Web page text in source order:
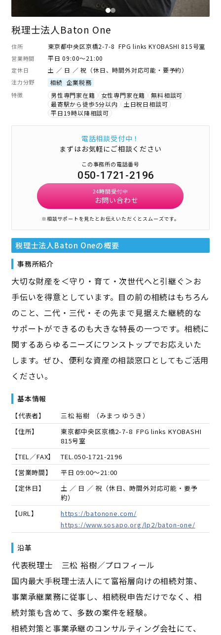
税理士法人Baton One
住所 東京都中央区京橋2-7-8 FPG links KYOBASHI 815号室
営業時間 平日 09:00～21:00
定休日 土 ／ 日 ／ 祝（休日、時間外対応可能・要予約）
注力分野 相続 企業税務
特徴 男性専門家在籍 女性専門家在籍
無料相談可
最寄駅から徒歩5分以内
土日祝日相談可
平日19時以降相談可
電話相談受付中！
まずはお気軽にご相談ください
この事務所の電話番号
050-1721-2196
24時間受付中
お問い合わせ
※相談サポートを見たとお伝えいただくとスムーズです。
税理士法人Baton Oneの概要
事務所紹介
大切な財産を＜守り・育て・次世代へと引継ぐ＞お
手伝いを得意としています。目の前の相続はもちろん
のこと、二代・三代・その先まで見据えた継続的な
サポートができるのも大きな特長の一つです。相続に
関するあらゆるニーズにワンストップでお応えいた
します。ぜひ、便利な資産の相談窓口としてもご活用
ください。
基本情報
【代表者】 三松 裕樹 （みまつ ゆうき）
【住所】
東京都中央区京橋2-7-8 FPG links KYOBASHI
815号室
【TEL／FAX】
TEL.050-1721-2196
【営業時間】
平日 09:00～21:00
【定休日】
土 ／ 日 ／ 祝（休日、時間外対応可能・要予
約）
【URL】
https://batonone.com/
https://www.sosapo.org/lp2/baton-one/
沿革
――代表税理士 三松 裕樹／プロフィール――
国内最大手税理士法人にて富裕層向けの相続対策、
事業承継業務に従事し、相続税申告だけでなく、相
続対策も含めて、多数の案件を経験。
相続対策と事業承継のコンサルティング会社にて、